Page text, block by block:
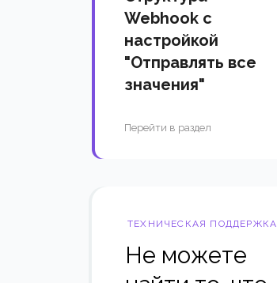
Webhook с
настройкой
"Отправлять все
значения"
Перейти в раздел
ТЕХНИЧЕСКАЯ ПОДДЕРЖКА
Не можете